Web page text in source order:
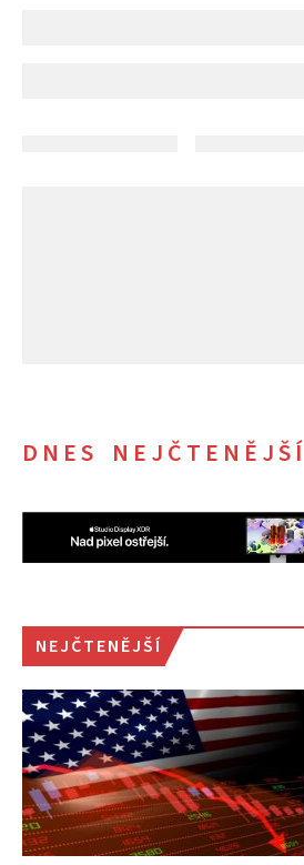
DNES NEJČTENĚJŠÍ
NEJČTENĚJŠÍ